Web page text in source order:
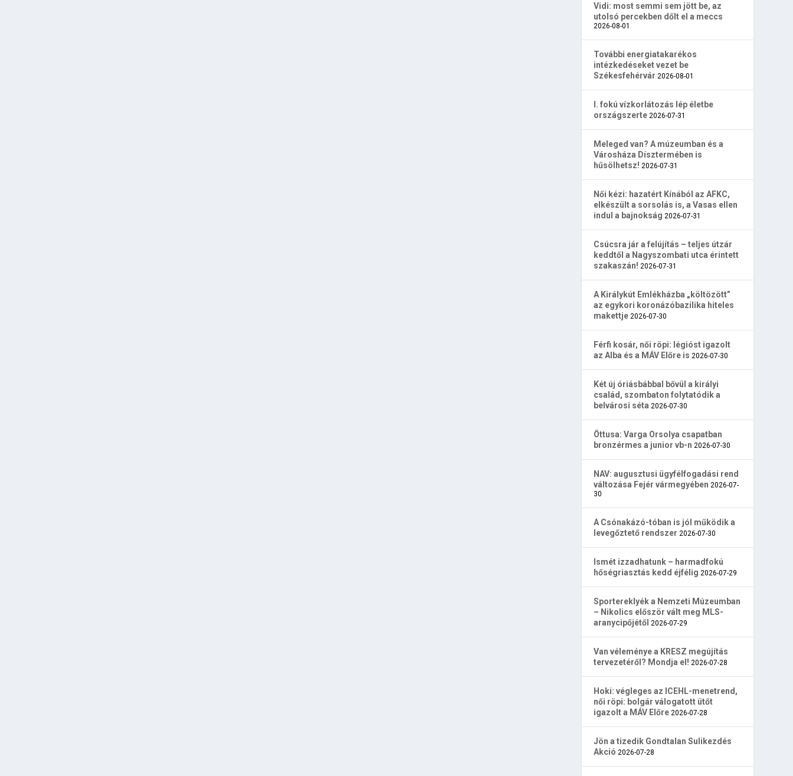
Vidi: most semmi sem jött be, az
utolsó percekben dőlt el a meccs
2026-08-01
További energiatakarékos
intézkedéseket vezet be
Székesfehérvár 2026-08-01
I. fokú vízkorlátozás lép életbe
országszerte 2026-07-31
Meleged van? A múzeumban és a
Városháza Dísztermében is
hűsölhetsz! 2026-07-31
Női kézi: hazatért Kínából az AFKC,
elkészült a sorsolás is, a Vasas ellen
indul a bajnokság 2026-07-31
Csúcsra jár a felújítás – teljes útzár
keddtől a Nagyszombati utca érintett
szakaszán! 2026-07-31
A Királykút Emlékházba „költözött”
az egykori koronázóbazilika hiteles
makettje 2026-07-30
Férfi kosár, női röpi: légióst igazolt
az Alba és a MÁV Előre is 2026-07-30
Két új óriásbábbal bővül a királyi
család, szombaton folytatódik a
belvárosi séta 2026-07-30
Öttusa: Varga Orsolya csapatban
bronzérmes a junior vb-n 2026-07-30
NAV: augusztusi ügyfélfogadási rend
változása Fejér vármegyében 2026-07-
30
A Csónakázó-tóban is jól működik a
levegőztető rendszer 2026-07-30
Ismét izzadhatunk – harmadfokú
hőségriasztás kedd éjfélig 2026-07-29
Sportereklyék a Nemzeti Múzeumban
– Nikolics először vált meg MLS-
aranycipőjétől 2026-07-29
Van véleménye a KRESZ megújítás
tervezetéről? Mondja el! 2026-07-28
Hoki: végleges az ICEHL-menetrend,
női röpi: bolgár válogatott ütőt
igazolt a MÁV Előre 2026-07-28
Jön a tizedik Gondtalan Sulikezdés
Akció 2026-07-28